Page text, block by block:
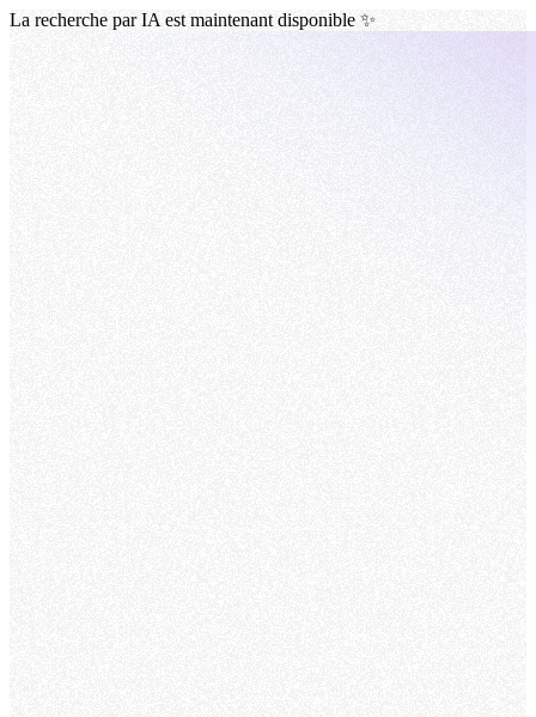
La recherche par IA est maintenant disponible ✨